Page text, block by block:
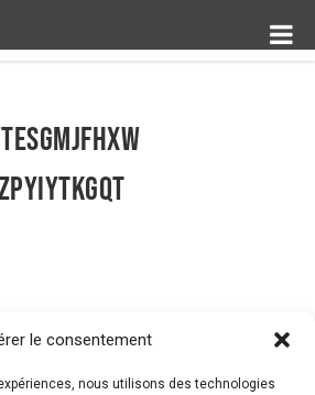
le consentement
nous utilisons des technologies